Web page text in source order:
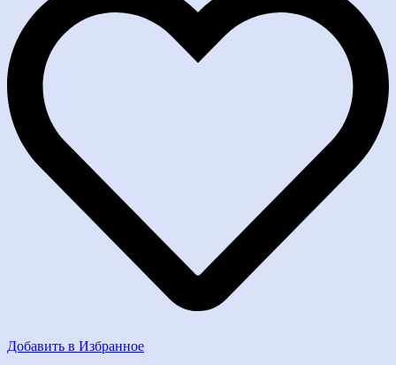
Добавить в Избранное